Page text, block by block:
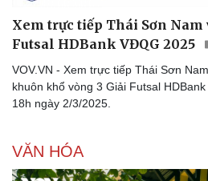
Xem trực tiếp Thái Sơn Nam
Futsal HDBank VĐQG 2025
VOV.VN - Xem trực tiếp Thái Sơn
khuôn khổ vòng 3 Giải Futsal
18h ngày 2/3/2025.
VĂN HÓA